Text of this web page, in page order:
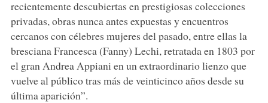
recientemente descubiertas en prestigiosas colecciones
privadas, obras nunca antes expuestas y encuentros
cercanos con célebres mujeres del pasado, entre ellas la
bresciana Francesca (Fanny) Lechi, retratada en 1803 por
el gran Andrea Appiani en un extraordinario lienzo que
vuelve al público tras más de veinticinco años desde su
última aparición”.